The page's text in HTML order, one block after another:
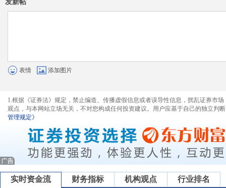
发新帖
表情 添加图片
1.根据《证券法》规定，禁止编造、传播虚假信息或者误导性信息，扰乱证券市
观点，与本网站立场无关，不对您构成任何投资建议。用户应基于自己的独立判
管理规定》
实时资金流 财务指标 机构观点 行业排名